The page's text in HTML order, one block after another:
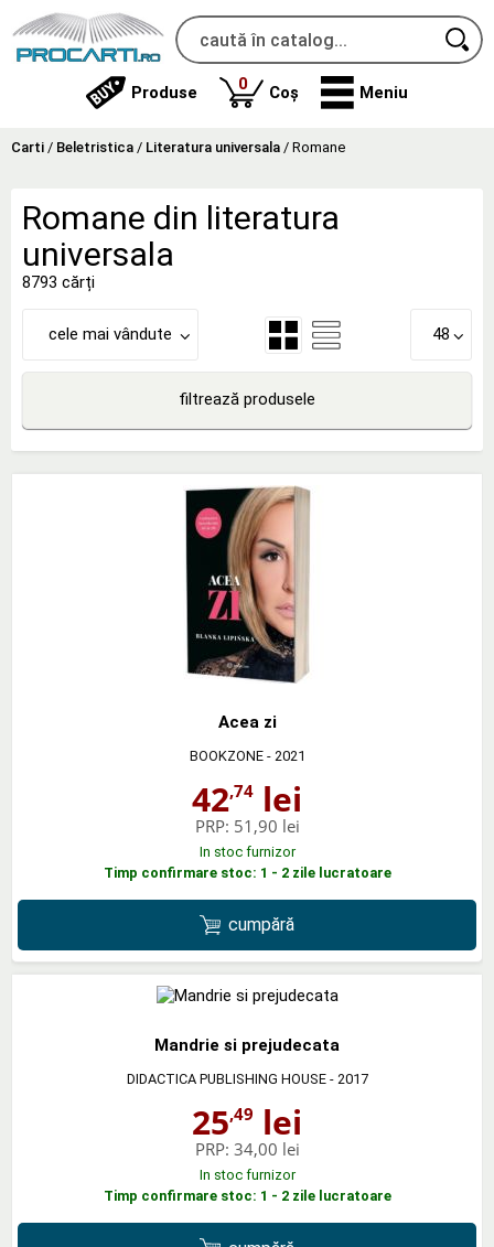
Produse 0produse
Coș Meniu
Carti / Beletristica / Literatura universala / Romane
Romane din literatura
universala
8793 cărți
cele mai vândute 48
filtrează produsele
Acea zi
BOOKZONE- 2021
42,74 lei
PRP: 51,90 lei
In stoc furnizor
Timp confirmare stoc: 1 - 2 zile lucratoare
cumpără
Mandrie si prejudecata
DIDACTICA PUBLISHING HOUSE- 2017
25,49 lei
PRP: 34,00 lei
In stoc furnizor
Timp confirmare stoc: 1 - 2 zile lucratoare